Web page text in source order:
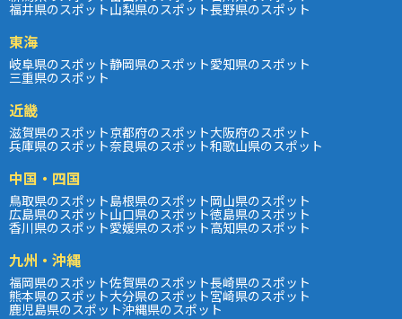
福井県のスポット山梨県のスポット長野県のスポット
東海
岐阜県のスポット静岡県のスポット愛知県のスポット
三重県のスポット
近畿
滋賀県のスポット京都府のスポット大阪府のスポット
兵庫県のスポット奈良県のスポット和歌山県のスポット
中国・四国
鳥取県のスポット島根県のスポット岡山県のスポット
広島県のスポット山口県のスポット徳島県のスポット
香川県のスポット愛媛県のスポット高知県のスポット
九州・沖縄
福岡県のスポット佐賀県のスポット長崎県のスポット
熊本県のスポット大分県のスポット宮崎県のスポット
鹿児島県のスポット沖縄県のスポット